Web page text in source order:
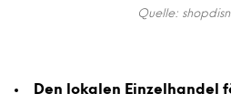
Quelle:
Den lokalen Einzelhandel